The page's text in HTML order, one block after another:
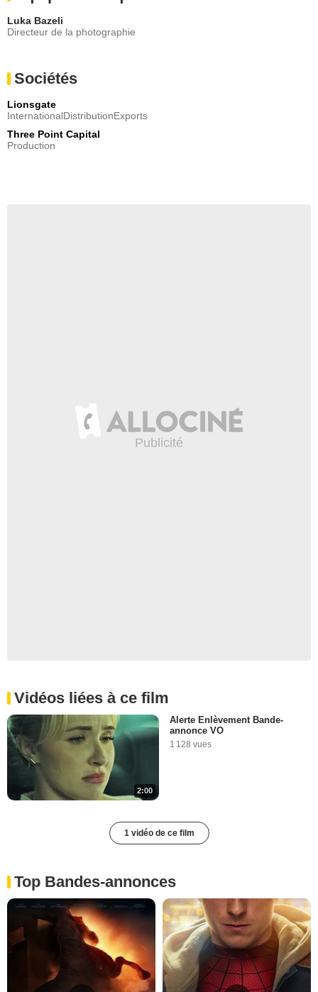
Luka Bazeli
Directeur de la photographie
Sociétés
Lionsgate
InternationalDistributionExports
Three Point Capital
Production
Vidéos liées à ce film
2:00
Alerte Enlèvement Bande-
annonce VO
1 128 vues
1 vidéo de ce film
Top Bandes-annonces